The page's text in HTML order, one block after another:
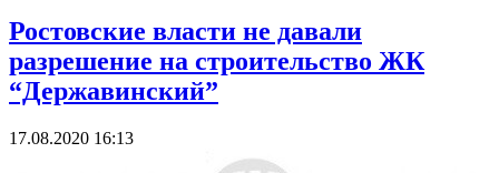
Ростовские власти не давали
разрешение на строительство ЖК
“Державинский”
17.08.2020 16:13